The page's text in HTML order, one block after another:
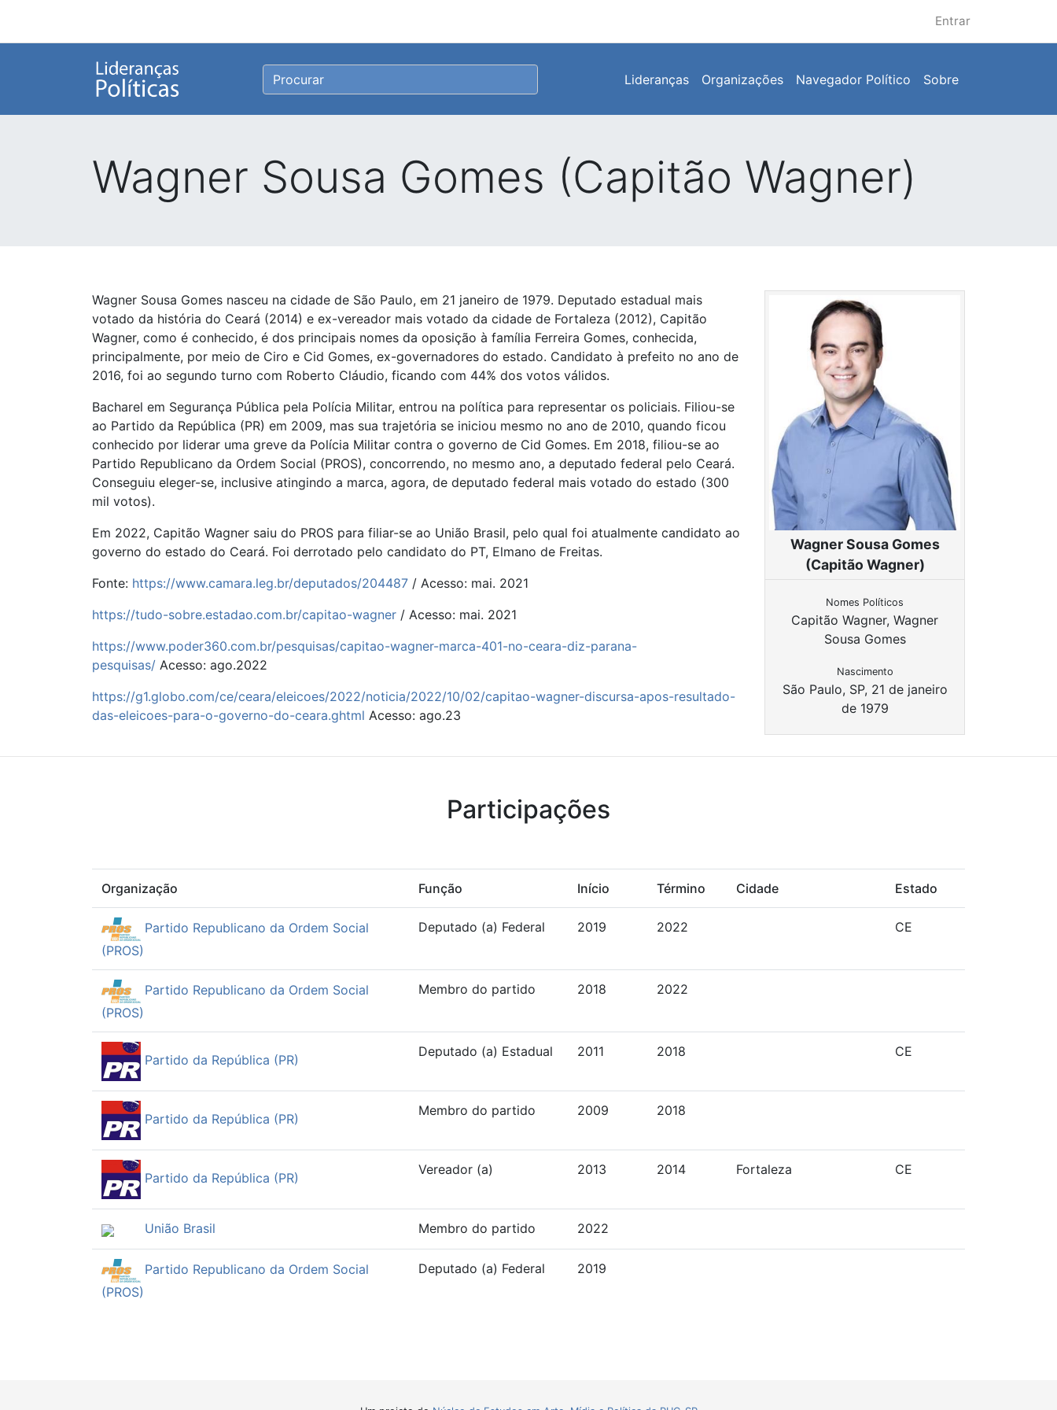
Entrar
Lideranças Organizações Navegador Político Sobre
Wagner Sousa Gomes (Capitão Wagner)
Wagner Sousa Gomes nasceu na cidade de São Paulo, em 21 janeiro de 1979. Deputado estadual mais
votado da história do Ceará (2014) e ex-vereador mais votado da cidade de Fortaleza (2012), Capitão
Wagner, como é conhecido, é dos principais nomes da oposição à família Ferreira Gomes, conhecida,
principalmente, por meio de Ciro e Cid Gomes, ex-governadores do estado. Candidato à prefeito no ano de
2016, foi ao segundo turno com Roberto Cláudio, ficando com 44% dos votos válidos.
Bacharel em Segurança Pública pela Polícia Militar, entrou na política para representar os policiais. Filiou-se
ao Partido da República (PR) em 2009, mas sua trajetória se iniciou mesmo no ano de 2010, quando ficou
conhecido por liderar uma greve da Polícia Militar contra o governo de Cid Gomes. Em 2018, filiou-se ao
Partido Republicano da Ordem Social (PROS), concorrendo, no mesmo ano, a deputado federal pelo Ceará.
Conseguiu eleger-se, inclusive atingindo a marca, agora, de deputado federal mais votado do estado (300
mil votos).
Em 2022, Capitão Wagner saiu do PROS para filiar-se ao União Brasil, pelo qual foi atualmente candidato ao
governo do estado do Ceará. Foi derrotado pelo candidato do PT, Elmano de Freitas.
Fonte: https://www.camara.leg.br/deputados/204487 / Acesso: mai. 2021
https://tudo-sobre.estadao.com.br/capitao-wagner / Acesso: mai. 2021
https://www.poder360.com.br/pesquisas/capitao-wagner-marca-401-no-ceara-diz-parana-
pesquisas/ Acesso: ago.2022
https://g1.globo.com/ce/ceara/eleicoes/2022/noticia/2022/10/02/capitao-wagner-discursa-apos-resultado-
das-eleicoes-para-o-governo-do-ceara.ghtml Acesso: ago.23
Wagner Sousa Gomes
(Capitão Wagner)
Nomes Políticos
Capitão Wagner, Wagner
Sousa Gomes
Nascimento
São Paulo, SP, 21 de janeiro
de 1979
Participações
Organização Função Início Término Cidade Estado
Partido Republicano da Ordem Social
(PROS)
Deputado (a) Federal 2019 2022 CE
Partido Republicano da Ordem Social
(PROS)
Membro do partido 2018 2022
Partido da República (PR)
Deputado (a) Estadual 2011 2018 CE
Partido da República (PR)
Membro do partido 2009 2018
Partido da República (PR)
Vereador (a) 2013 2014 Fortaleza CE
União Brasil Membro do partido 2022
Partido Republicano da Ordem Social
(PROS)
Deputado (a) Federal 2019